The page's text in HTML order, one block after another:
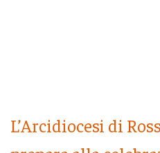
L’Arcidiocesi di